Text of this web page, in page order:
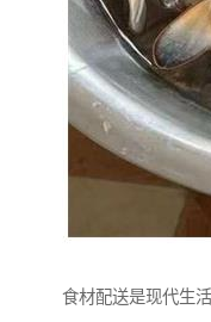
食材配送是现代生